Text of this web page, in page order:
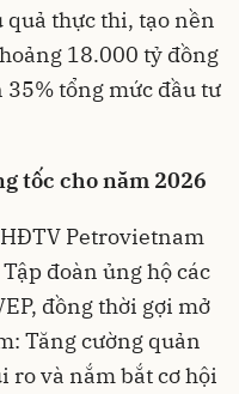
thực thi, tạo nền
18.000 tỷ đồng
tổng mức đầu tư
tốc cho năm 2026
Petrovietnam
đoàn ủng hộ các
đồng thời gợi mở
Tăng cường quản
ro và nắm bắt cơ hội